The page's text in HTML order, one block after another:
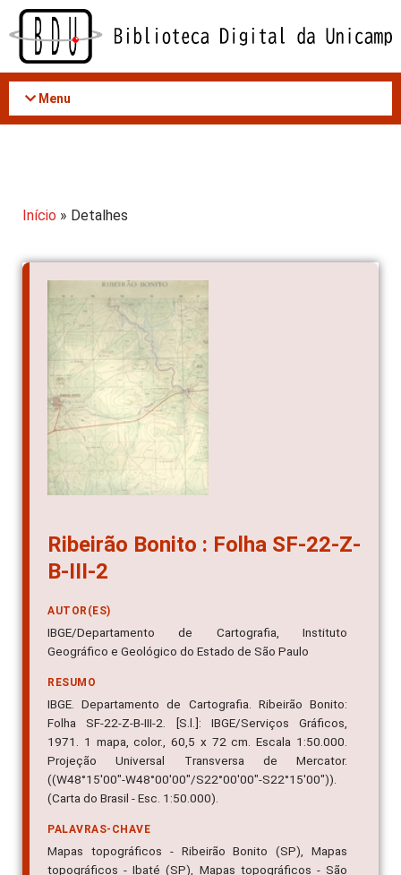
Acessar
conteúdo
Menu
Início » Detalhes
Ribeirão Bonito : Folha SF-22-Z-
B-III-2
AUTOR(ES)
IBGE/Departamento de Cartografia, Instituto
Geográfico e Geológico do Estado de São Paulo
RESUMO
IBGE. Departamento de Cartografia. Ribeirão Bonito:
Folha SF-22-Z-B-III-2. [S.l.]: IBGE/Serviços Gráficos,
1971. 1 mapa, color., 60,5 x 72 cm. Escala 1:50.000.
Projeção Universal Transversa de Mercator.
((W48°15'00"-W48°00'00"/S22°00'00"-S22°15'00")).
(Carta do Brasil - Esc. 1:50.000).
PALAVRAS-CHAVE
Mapas topográficos - Ribeirão Bonito (SP), Mapas
topográficos - Ibaté (SP), Mapas topográficos - São